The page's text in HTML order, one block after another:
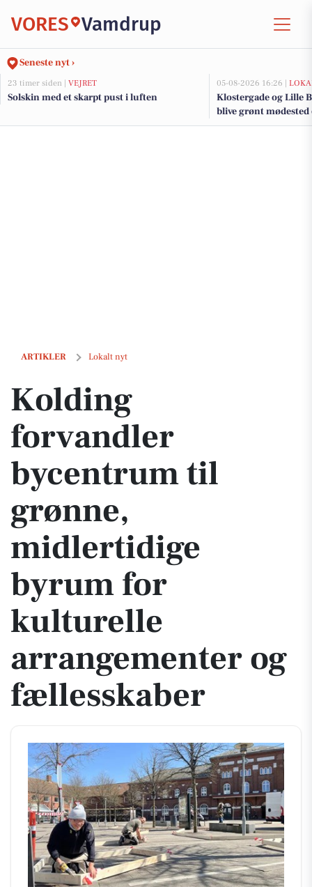
VORES Vamdrup
Seneste nyt ›
23 timer siden | VEJRET
Solskin med et skarpt pust i luften
05-08-2026 16:26 |
Klostergade og Lille
blive grønt
renovering og
ARTIKLER Lokalt nyt
Kolding forvandler bycentrum til grønne, midlertidige byrum for
Kolding
forvandler
bycentrum til
grønne,
midlertidige
byrum for
kulturelle
arrangementer og
fællesskaber